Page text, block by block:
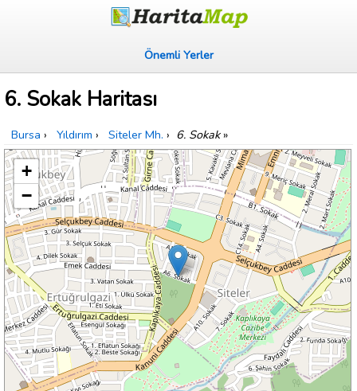
Önemli Yerler
6. Sokak Haritası
Bursa › Yıldırım › Siteler Mh. › 6. Sokak»
+
−